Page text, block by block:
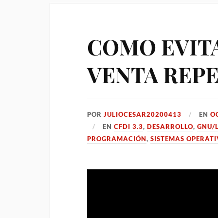
COMO
VENTA
PORJULIOCESAR20200413 EN
ENCFDI 3.3,DESARROLLO,GNU/
PROGRAMACIÓN,SISTEMAS